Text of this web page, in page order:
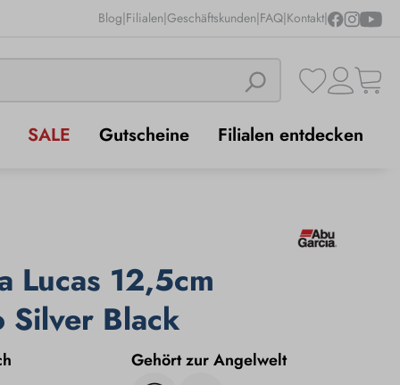
Blog|Filialen|Geschäftskunden|FAQ|Kontakt|
SALE Gutscheine Filialen entdecken
Lucas 12,5cm
Black
Gehört zur Angelwelt